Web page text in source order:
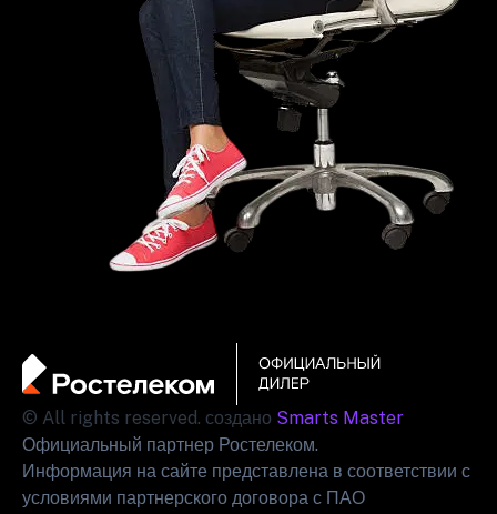
© All rights reserved. создано Smarts Master
Официальный партнер Ростелеком.
Информация на сайте представлена в соответствии с
условиями партнерского договора с ПАО